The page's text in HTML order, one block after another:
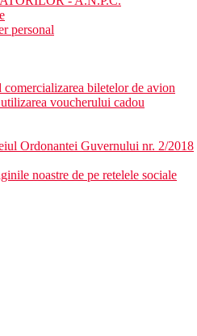
personal
biletelor de avion
voucherului cadou
Ordonantei Guvernului nr. 2/2018
noastre de pe retelele sociale